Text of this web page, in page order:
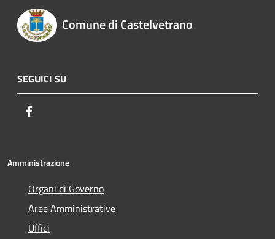
Comune di Castelvetrano
SEGUICI SU
Amministrazione
Organi di Governo
Aree Amministrative
Uffici